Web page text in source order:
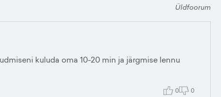
Üldfoorum
kuluda oma 10-20 min ja järgmise lennu
0 0